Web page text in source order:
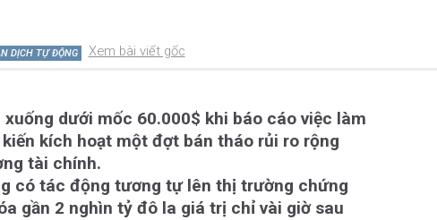
DỊCH TỰ ĐỘNG Xem bài viết gốc
dưới mốc 60.000$ khi báo cáo việc làm
kích hoạt một đợt bán tháo rủi ro rộng
tài chính.
có tác động tương tự lên thị trường chứng
gần 2 nghìn tỷ đô la giá trị chỉ vài giờ sau